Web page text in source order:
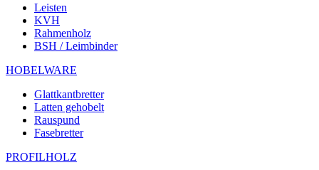
Leisten
KVH
Rahmenholz
BSH / Leimbinder
HOBELWARE
Glattkantbretter
Latten gehobelt
Rauspund
Fasebretter
PROFILHOLZ